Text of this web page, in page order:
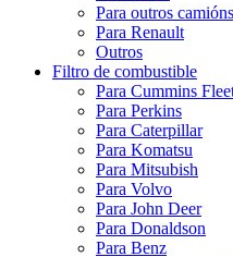
Para outros
Para Renault
Outros
Filtro de combustible
Para Cummins
Para Perkins
Para Caterpillar
Para Komatsu
Para Mitsubish
Para Volvo
Para John Deer
Para Donaldson
Para Benz